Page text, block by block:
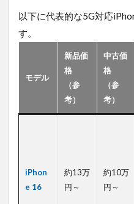
ま
と
め
以下に代表的な5G対応
す。
モデル
新品価
格
（参
考）
中古価
格
（参
考）
iPhon
e 16
約13万
円～
約10万
円～